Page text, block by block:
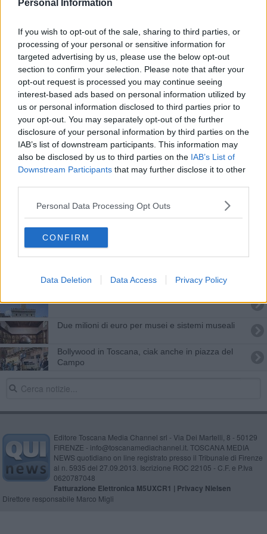
Personal Information
If you wish to opt-out of the sale, sharing to third parties, or
processing of your personal or sensitive information for
targeted advertising by us, please use the below opt-out
section to confirm your selection. Please note that after your
opt-out request is processed you may continue seeing
interest-based ads based on personal information utilized by
us or personal information disclosed to third parties prior to
your opt-out. You may separately opt-out of the further
disclosure of your personal information by third parties on the
IAB’s list of downstream participants. This information may
also be disclosed by us to third parties on the IAB’s List of
Downstream Participants that may further disclose it to other
Personal Data Processing Opt Outs
CONFIRM
Data Deletion Data Access Privacy Policy
“Mario Calderai”, collezione di pittura in Comune
Gli interpreti della pittura senese in mostra
Il borgo ritrova l'arte perduta grazie all'Arma
Dopo 100 anni i futuristi tornano in città
Parte con il piede giusto la stagione turistica
Per San Valentino al museo con lo sconto
Itinerario artistico dalla macchia al decadentismo
Montepulciano sotto le dita
Due milioni di euro per musei e sistemi museali
Bollywood in Toscana, ciak anche in piazza del
Campo
Editore Toscana Media Channel srl - Via Dei Martelli, 8 - 50129
FIRENZE - info@toscanamediachannel.it. TOSCANA MEDIA
NEWS quotidiano on line registrato presso il Tribunale di Firenze
al n. 5935 del 27.09.2013. Iscrizione ROC 22105 - C.F. e P.Iva
0620787048
Fatturazione Elettronica M5UXCR1 | Privacy Nielsen
Direttore responsabile Marco Migli